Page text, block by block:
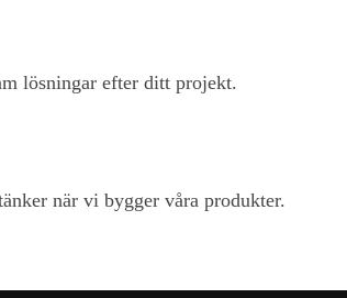
lösningar efter ditt projekt.
när vi bygger våra produkter.